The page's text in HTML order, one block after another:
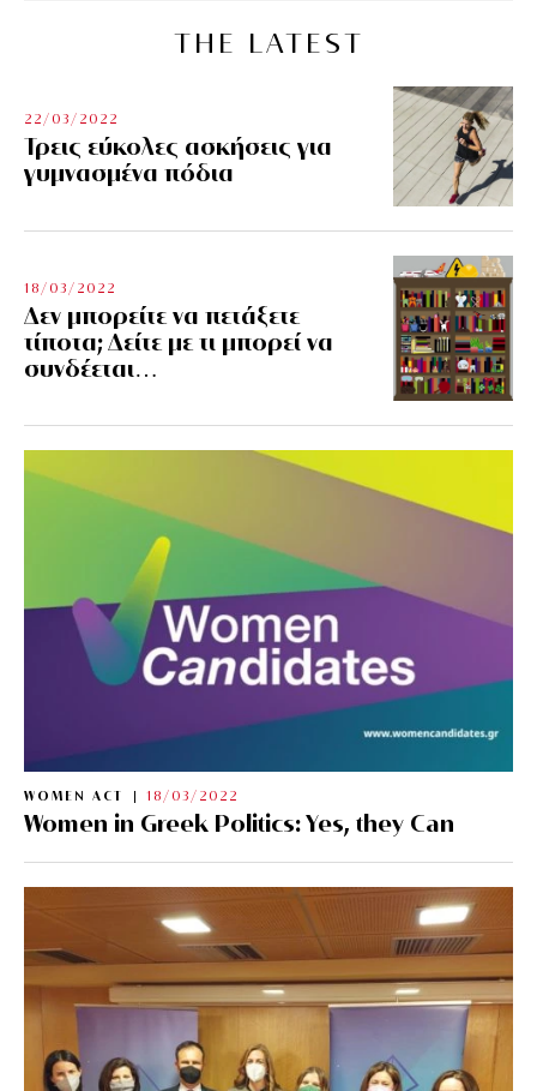
THE LATEST
22/03/2022
Τρεις εύκολες ασκήσεις για
γυμνασμένα πόδια
18/03/2022
Δεν μπορείτε να πετάξετε
τίποτα; Δείτε με τι μπορεί να
συνδέεται…
WOMEN ACT 18/03/2022
Women in Greek Politics: Yes, they Can